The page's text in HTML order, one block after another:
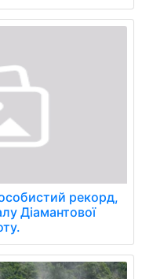
рекорд,
Діамантової